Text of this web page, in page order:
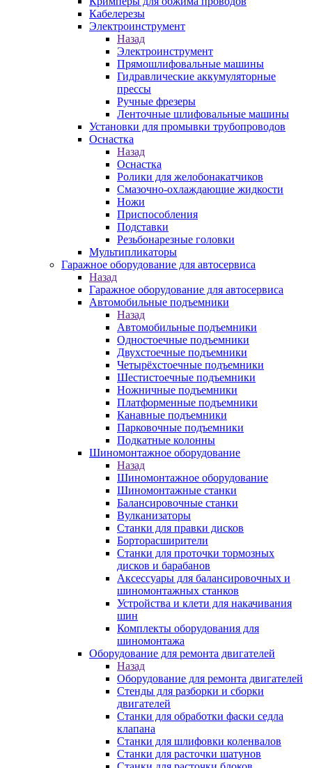
Кабелерезы
Электроинструмент
Назад
Электроинструмент
Прямошлифовальные машины
Гидравлические аккумуляторные
прессы
Ручные фрезеры
Ленточные шлифовальные машины
Установки для промывки трубопроводов
Оснастка
Назад
Оснастка
Ролики для желобонакатчиков
Смазочно-охлаждающие жидкости
Ножи
Приспособления
Подставки
Резьбонарезные головки
Мультипликаторы
Гаражное оборудование для автосервиса
Назад
Гаражное оборудование для автосервиса
Автомобильные подъемники
Назад
Автомобильные подъемники
Одностоечные подъемники
Двухстоечные подъемники
Четырёхстоечные подъемники
Шестистоечные подъемники
Ножничные подъемники
Платформенные подъемники
Канавные подъемники
Парковочные подъемники
Подкатные колонны
Шиномонтажное оборудование
Назад
Шиномонтажное оборудование
Шиномонтажные станки
Балансировочные станки
Вулканизаторы
Станки для правки дисков
Борторасширители
Станки для проточки тормозных
дисков и барабанов
Аксессуары для балансировочных и
шиномонтажных станков
Устройства и клети для накачивания
шин
Комплекты оборудования для
шиномонтажа
Оборудование для ремонта двигателей
Назад
Оборудование для ремонта двигателей
Стенды для разборки и сборки
двигателей
Станки для обработки фаски седла
клапана
Станки для шлифовки коленвалов
Станки для расточки шатунов